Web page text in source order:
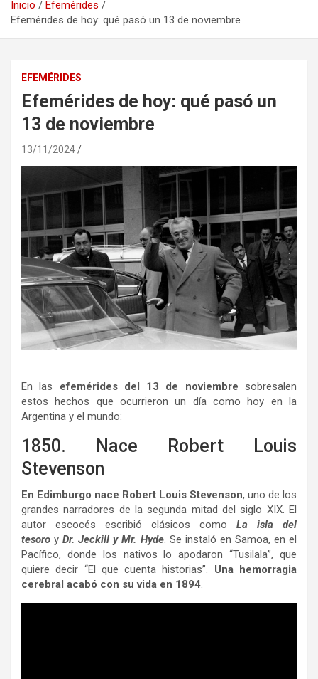
Inicio
Efemérides
Efemérides de hoy: qué pasó un 13 de noviembre
EFEMÉRIDES
Efemérides de hoy: qué pasó un
13 de noviembre
13/11/2024
En las efemérides del 13 de noviembre sobresalen
estos hechos que ocurrieron un día como hoy en la
Argentina y el mundo:
1850. Nace Robert Louis
Stevenson
En Edimburgo nace Robert Louis Stevenson, uno de los
grandes narradores de la segunda mitad del siglo XIX. El
autor escocés escribió clásicos como La isla del
tesoro yDr. Jeckill y Mr. Hyde. Se instaló en Samoa, en el
Pacífico, donde los nativos lo apodaron “Tusilala”, que
quiere decir “El que cuenta historias”. Una hemorragia
cerebral acabó con su vida en 1894.